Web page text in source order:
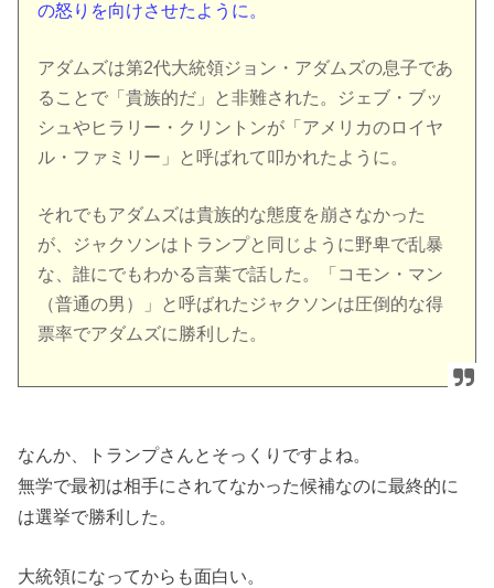
の怒りを向けさせたように。
アダムズは第2代大統領ジョン・アダムズの息子であ
ることで「貴族的だ」と非難された。ジェブ・ブッ
シュやヒラリー・クリントンが「アメリカのロイヤ
ル・ファミリー」と呼ばれて叩かれたように。
それでもアダムズは貴族的な態度を崩さなかった
が、ジャクソンはトランプと同じように野卑で乱暴
な、誰にでもわかる言葉で話した。「コモン・マン
（普通の男）」と呼ばれたジャクソンは圧倒的な得
票率でアダムズに勝利した。
なんか、トランプさんとそっくりですよね。
無学で最初は相手にされてなかった候補なのに最終的に
は選挙で勝利した。
大統領になってからも面白い。